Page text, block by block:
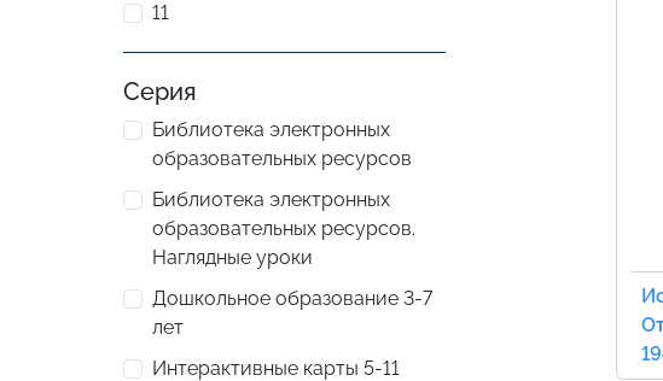
11
Серия
Библиотека электронных
образовательных ресурсов
Библиотека электронных
образовательных ресурсов.
Наглядные уроки
Дошкольное образование 3-7
лет
Интерактивные карты 5-11